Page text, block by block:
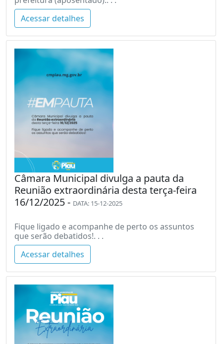
Acessar detalhes
Câmara Municipal divulga a pauta da
Reunião extraordinária desta terça-feira
16/12/2025 - DATA: 15-12-2025
Fique ligado e acompanhe de perto os assuntos
que serão debatidos!. . .
Acessar detalhes